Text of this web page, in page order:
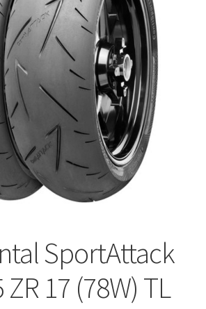
SportAttack
17 (78W) TL